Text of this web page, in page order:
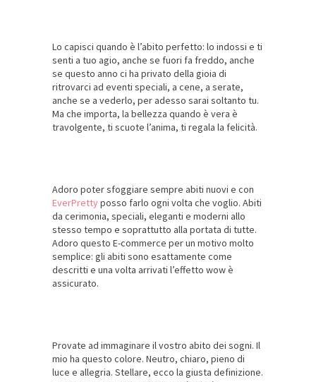
Lo capisci quando è l’abito perfetto: lo indossi e ti
senti a tuo agio, anche se fuori fa freddo, anche
se questo anno ci ha privato della gioia di
ritrovarci ad eventi speciali, a cene, a serate,
anche se a vederlo, per adesso sarai soltanto tu.
Ma che importa, la bellezza quando è vera è
travolgente, ti scuote l’anima, ti regala la felicità.
Adoro poter sfoggiare sempre abiti nuovi e con
EverPrettyposso farlo ogni volta che voglio. Abiti
da cerimonia, speciali, eleganti e moderni allo
stesso tempo e soprattutto alla portata di tutte.
Adoro questo E-commerce per un motivo molto
semplice: gli abiti sono esattamente come
descritti e una volta arrivati l’effetto wow è
assicurato.
Provate ad immaginare il vostro abito dei sogni. Il
mio ha questo colore. Neutro, chiaro, pieno di
luce e allegria. Stellare, ecco la giusta definizione.